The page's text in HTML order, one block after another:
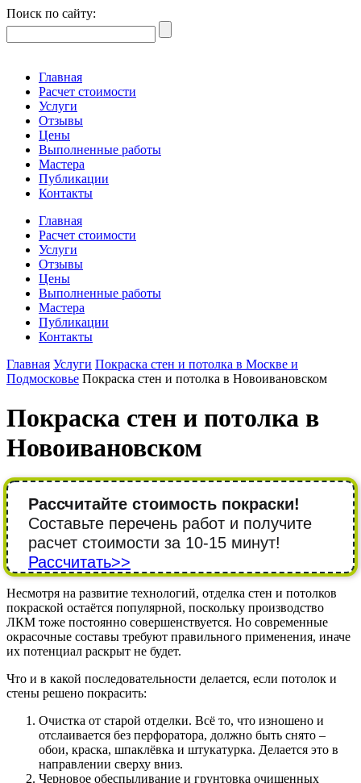
Поиск по сайту:
Главная
Расчет стоимости
Услуги
Отзывы
Цены
Выполненные работы
Мастера
Публикации
Контакты
Главная
Расчет стоимости
Услуги
Отзывы
Цены
Выполненные работы
Мастера
Публикации
Контакты
Главная Услуги Покраска стен и потолка в Москве и
Подмосковье Покраска стен и потолка в Новоивановском
Покраска стен и потолка в
Новоивановском
Рассчитайте стоимость покраски!
Составьте перечень работ и получите
расчет стоимости за 10-15 минут!
Рассчитать>>
Несмотря на развитие технологий, отделка стен и потолков
покраской остаётся популярной, поскольку производство
ЛКМ тоже постоянно совершенствуется. Но современные
окрасочные составы требуют правильного применения, иначе
их потенциал раскрыт не будет.
Что и в какой последовательности делается, если потолок и
стены решено покрасить:
Очистка от старой отделки. Всё то, что изношено и
отслаивается без перфоратора, должно быть снято –
обои, краска, шпаклёвка и штукатурка. Делается это в
направлении сверху вниз.
Черновое обеспыливание и грунтовка очищенных